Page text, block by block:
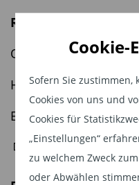
Cookie-
Sofern Sie zustimmen,
Cookies von uns und
Cookies für
„Einstellungen“
zu welchem Zweck
oder Abwählen
Referenten
Oleg Schantorenko,
Heiko Böhmer,
Elmar Peters, SQUAD
Zur Anmeldung